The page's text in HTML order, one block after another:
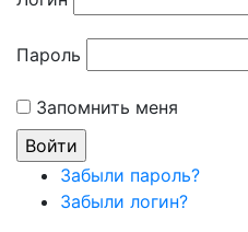
Пароль
Запомнить меня
Забыли пароль?
Забыли логин?